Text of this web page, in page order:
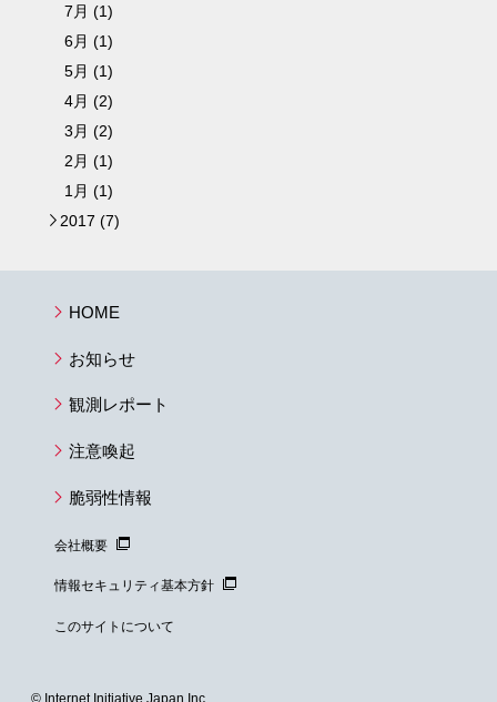
7月 (1)
6月 (1)
5月 (1)
4月 (2)
3月 (2)
2月 (1)
1月 (1)
►
2017 (7)
HOME
お知らせ
観測レポート
注意喚起
脆弱性情報
会社概要
情報セキュリティ基本方針
このサイトについて
© Internet Initiative Japan Inc.